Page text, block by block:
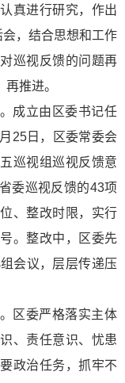
真进行研究，作出
，结合思想和工作
巡视反馈的问题再
推进。
成立由区委书记任
25日，区委常委会
巡视组巡视反馈意
委巡视反馈的43项
、整改时限，实行
。整改中，区委先
会议，层层传递压
区委严格落实主体
、责任意识、忧患
政治任务，抓牢不